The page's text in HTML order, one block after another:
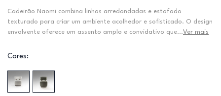
Cadeirão Naomi combina linhas arredondadas e estofado
texturado para criar um ambiente acolhedor e sofisticado. O design
envolvente oferece um assento amplo e convidativo que...Ver mais
Cores: